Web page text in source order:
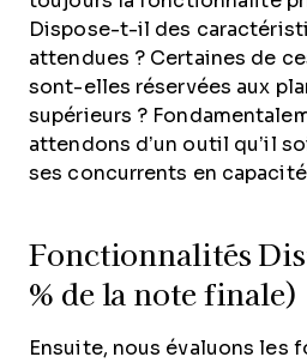
Dispose-t-il des
attendues ? Certaines de
sont-elles réservées aux
supérieurs ?
attendons d’un outil qu’il
ses concurrents en
Fonctionnalités
% de la note finale)
Ensuite, nous évaluons les